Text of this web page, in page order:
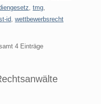
tmg
id wettbewerbsrecht
4 Einträge